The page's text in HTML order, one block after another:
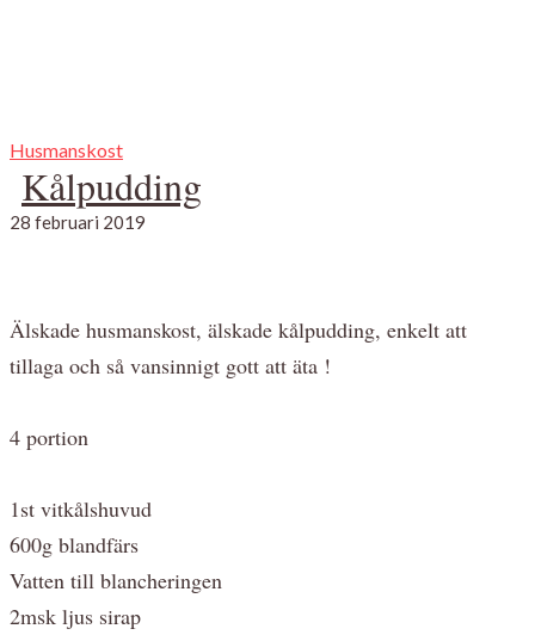
Husmanskost
Kålpudding
28 februari 2019
Älskade husmanskost, älskade kålpudding, enkelt att
tillaga och så vansinnigt gott att äta !
4 portion
1st vitkålshuvud
600g blandfärs
Vatten till blancheringen
2msk ljus sirap